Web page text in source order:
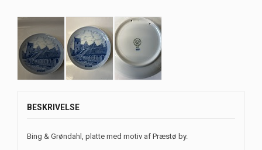
BESKRIVELSE
Bing & Grøndahl, platte med motiv af Præstø by.